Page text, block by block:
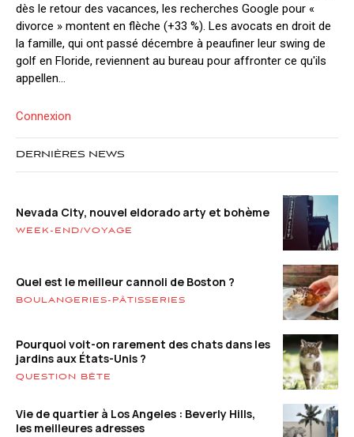
dès le retour des vacances, les recherches Google pour «
divorce » montent en flèche (+33 %). Les avocats en droit de
la famille, qui ont passé décembre à peaufiner leur swing de
golf en Floride, reviennent au bureau pour affronter ce qu'ils
appellen...
Connexion
DERNIÈRES NEWS
Nevada City, nouvel eldorado arty et bohème
WEEK-END/VOYAGE
Quel est le meilleur cannoli de Boston ?
BOULANGERIES-PÂTISSERIES
Pourquoi voit-on rarement des chats dans les
jardins aux États-Unis ?
QUESTION BÊTE
Vie de quartier à Los Angeles : Beverly Hills,
les meilleures adresses